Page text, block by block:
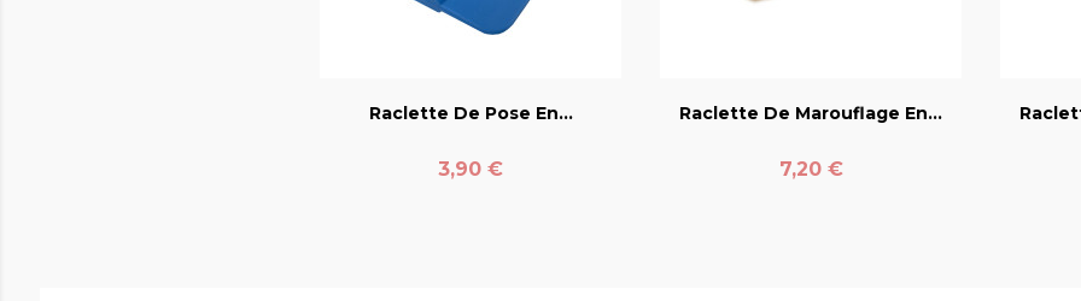
Raclette De Pose En...
Prix
3,90 €
Raclette De Marouflage En...
Prix
7,20 €